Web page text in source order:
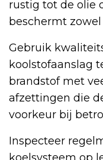
rustig tot de olie
beschermt
Gebruik
koolstofaanslag
brandstof met
afzettingen die
voorkeur bij
Inspecteer